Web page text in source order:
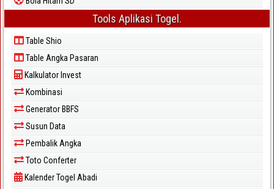
Tools Aplikasi Togel.
Table Shio
Table Angka Pasaran
Kalkulator Invest
Kombinasi
Generator BBFS
Susun Data
Pembalik Angka
Toto Conferter
Kalender Togel Abadi